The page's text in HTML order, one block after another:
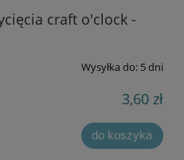
craft o'clock -
Wysyłka do: 5 dni
3,60 zł
do koszyka